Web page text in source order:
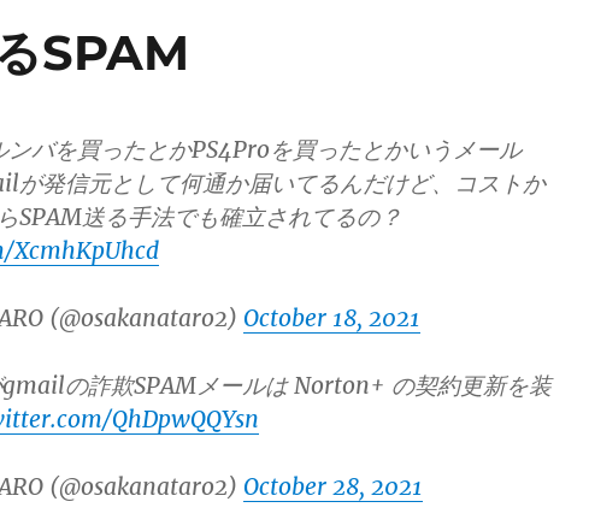
SPAM
バを買ったとかPS4Proを買ったとかいうメール
が発信元として何通か届いてるんだけど、コストか
SPAM送る手法でも確立されてるの？
(@osakanataro2) October 18, 2021
の詐欺SPAMメールは Norton+ の契約更新を装
QhDpwQQYsn
(@osakanataro2) October 28, 2021